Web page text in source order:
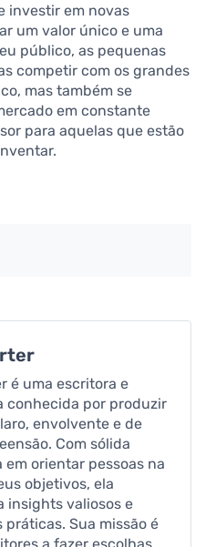
investir em novas
um valor único e uma
público, as pequenas
competir com os grandes
mas também se
em constante
para aquelas que estão
é uma escritora e
conhecida por produzir
envolvente e de
Com sólida
em orientar pessoas na
objetivos, ela
insights valiosos e
práticas. Sua missão é